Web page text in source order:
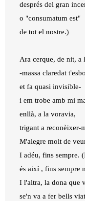
després del gran
o "consumatum est"
de tot el nostre.)
Ara cerque, de nit, a
-massa claredat
et fa quasi invisible-
i em trobe amb mi
enllà, a la voravia,
trigant a reconèixer-
M'alegre molt de
I adéu, fins sempre.
és així , fins sempre
I l'altra, la dona que
se'n va a fer bells